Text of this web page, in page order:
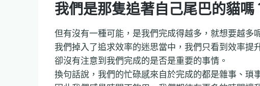
我們是那隻追著自己尾巴的貓嗎
但有沒有一種可能，是我們完成得越多，就想要越多
我們掉入了追求效率的迷思當中，我們只看到效率提
卻沒有注意到我們完成的是否是重要的事情。
換句話說，我們的忙碌感來自於完成的都是雜事、瑣